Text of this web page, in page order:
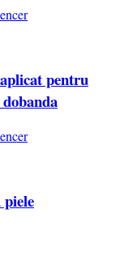
pentru